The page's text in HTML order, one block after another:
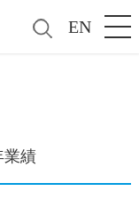
EN
業績